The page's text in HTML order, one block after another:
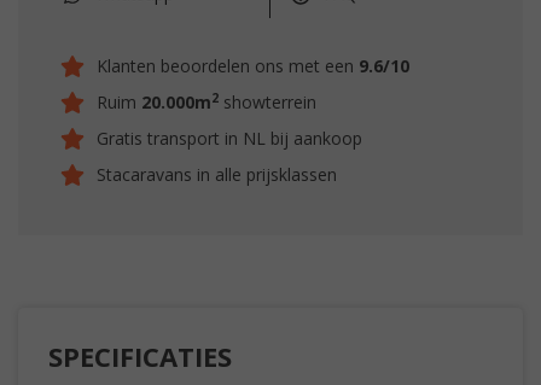
Klanten beoordelen ons met een 9.6/10
Ruim 20.000m2 showterrein
Gratis transport in NL bij aankoop
Stacaravans in alle prijsklassen
SPECIFICATIES